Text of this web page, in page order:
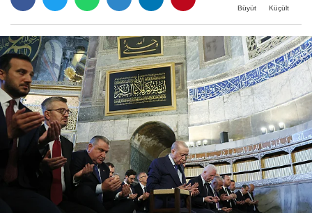
Büyüt Küçült